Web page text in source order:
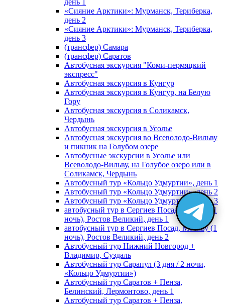
день 1
«Сияние Арктики»: Мурманск, Териберка,
день 2
«Сияние Арктики»: Мурманск, Териберка,
день 3
(трансфер) Самара
(трансфер) Саратов
Автобусная экскурсия "Коми-пермяцкий
экспресс"
Автобусная экскурсия в Кунгур
Автобусная экскурсия в Кунгур, на Белую
Гору
Автобусная экскурсия в Соликамск,
Чердынь
Автобусная экскурсия в Усолье
Автобусная экскурсия во Всеволодо-Вильву
и пикник на Голубом озере
Автобусные экскурсии в Усолье или
Всеволодо-Вильву, на Голубое озеро или в
Соликамск, Чердынь
Автобусный тур «Кольцо Удмуртии», день 1
Автобусный тур «Кольцо Удмуртии», день 2
Автобусный тур «Кольцо Удмуртии», день 3
автобусный тур в Сергиев Посад, Москву (1
ночь), Ростов Великий, день 1
автобусный тур в Сергиев Посад, Москву (1
ночь), Ростов Великий, день 2
Автобусный тур Нижний Новгород +
Владимир, Суздаль
Автобусный тур Сарапул (3 дня / 2 ночи,
«Кольцо Удмуртии»)
Автобусный тур Саратов + Пенза,
Белинский, Лермонтово, день 1
Автобусный тур Саратов + Пенза,